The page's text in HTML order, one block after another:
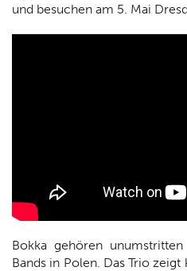
und besuchen am 5. Mai
Bokka gehören
Bands in Polen. Das Trio